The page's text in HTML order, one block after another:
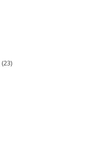
(23)